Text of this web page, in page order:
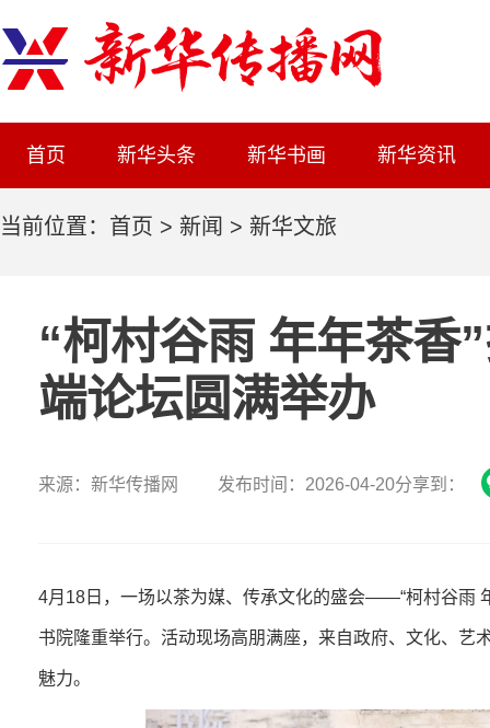
首页 新华头条 新华书画 新华资讯
当前位置： 首页 > 新闻 > 新华文旅
“柯村谷雨 年年茶香
端论坛圆满举办
来源：新华传播网 发布时间：2026-04-20分享到：
4月18日，一场以茶为媒、传承文化的盛会——“柯村谷雨
书院隆重举行。活动现场高朋满座，来自政府、文化、艺
魅力。